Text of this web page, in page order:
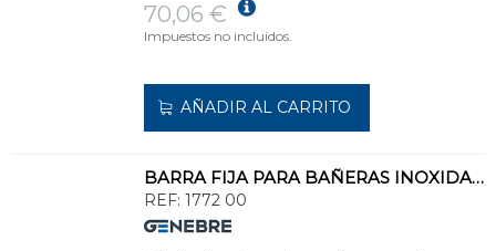
70,06 €
Impuestos no incluidos.
AÑADIR AL CARRITO
BARRA FIJA PARA BAÑERAS INOXIDABLE
REF: 1772 00